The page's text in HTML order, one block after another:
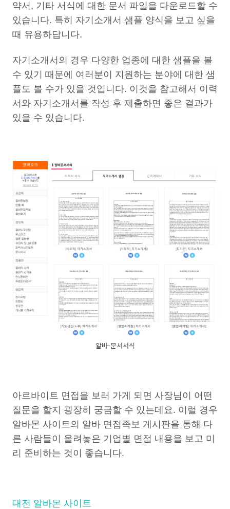
약서, 기타 서식에 대한 문서 파일을 다운로드할 수
있습니다. 특히 자기소개서 샘플 양식을 보고 싶을
때 유용하답니다.
자기소개서의 경우 다양한 업종에 대한 샘플을 볼
수 있기 때문에 여러분이 지원하는 분야에 대한 샘
플도 볼 수가 있을 것입니다. 이것을 참고해서 이력
서와 자기소개서를 작성 후 제출하면 좋은 결과가
있을 수 있습니다.
알바-문서서식
아르바이트 면접을 보러 가게 되면 사장님이 어떤
질문을 할지 굉장히 궁금할 수 있는데요. 이럴 경우
알바몬 사이트의 알바 면접족보 게시판을 통해 다
른 사람들이 올려놓은 기업별 면접 내용을 보고 미
리 준비하는 것이 좋습니다.
대전 알바몬 사이트